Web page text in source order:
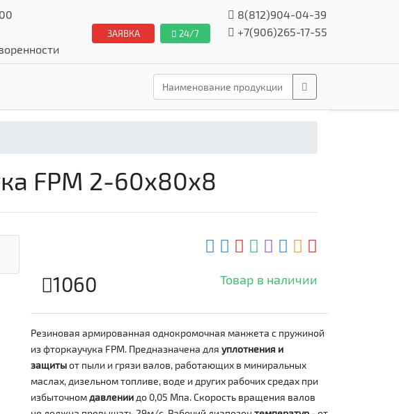
ЗАЯВКА 24/7
8(812)904-04-39
+7(906)265-17-55
FPM 2-60x80x8
1060 Товар в наличии
Резиновая армированная однокромочная манжета с пружиной
из фторкаучука FPM. Предназначена для уплотнения и
защитыот пыли и грязи валов, работающих в миниральных
маслах, дизельном топливе, воде и других рабочих средах при
избыточномдавлениидо 0,05 Мпа. Скорость вращения валов